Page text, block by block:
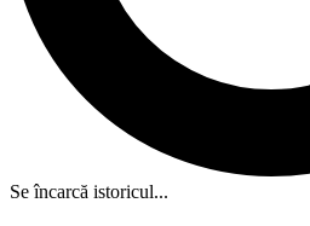
Se încarcă istoricul...